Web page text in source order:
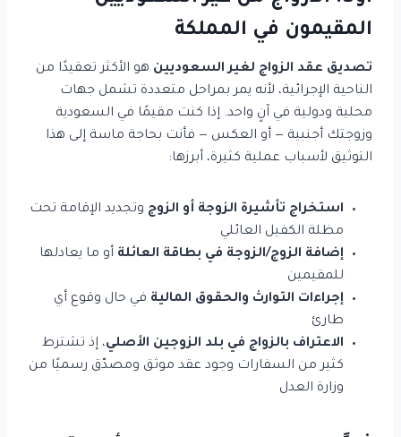
المقيمون في المملكة
تصديق عقد الزواج لغير السعوديين هو الأكثر تعقيدًا من
الناحية الإجرائية، لأنه يمر بمراحل متعددة تشمل جهات
محلية ودولية في آنٍ واحد. إذا كنت مقيمًا في السعودية
وزوجتك أجنبية — أو العكس — فأنت بحاجة ماسة إلى هذا
التوثيق لأسباب عملية كثيرة، أبرزها:
استخراج تأشيرة الزوجة أو الزوج وتجديد الإقامة تحت
مظلة الكفيل العائلي
إضافة الزوج/الزوجة في بطاقة العائلة أو ما يعادلها
للمقيمين
إجراءات التوارث والحقوق المالية في حال وقوع أي
طارئ
الاعتراف بالزواج في بلد الزوجين الأصلي، إذ تشترط
كثير من السفارات وجود عقد موثق ومصدّق رسميًا من
وزارة العدل